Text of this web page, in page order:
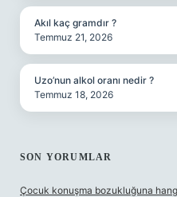
Akıl kaç gramdır ?
Temmuz 21, 2026
Uzo’nun alkol oranı nedir ?
Temmuz 18, 2026
SON YORUMLAR
Çocuk konuşma bozukluğuna